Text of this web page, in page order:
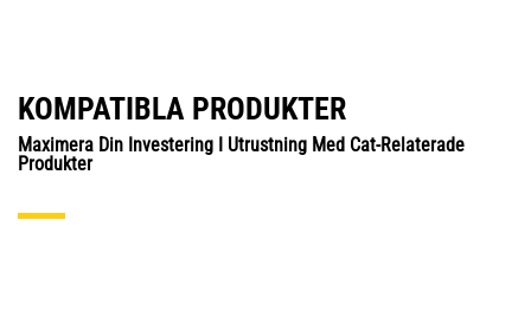
KOMPATIBLA PRODUKTER
Maximera Din Investering I Utrustning Med Cat-Relaterade
Produkter